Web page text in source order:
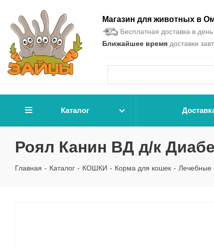
Магазин для животных в
Бесплатная доставка в
Ближайшее время доставки
Каталог
Роял Канин ВД д/к
Главная - Каталог - КОШКИ - Корма для кошек - Лечебные